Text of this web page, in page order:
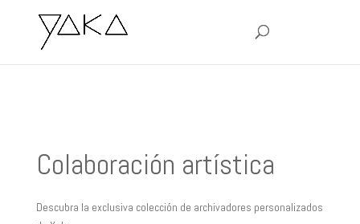
Colaboración artística
Descubra la exclusiva colección de archivadores personalizados